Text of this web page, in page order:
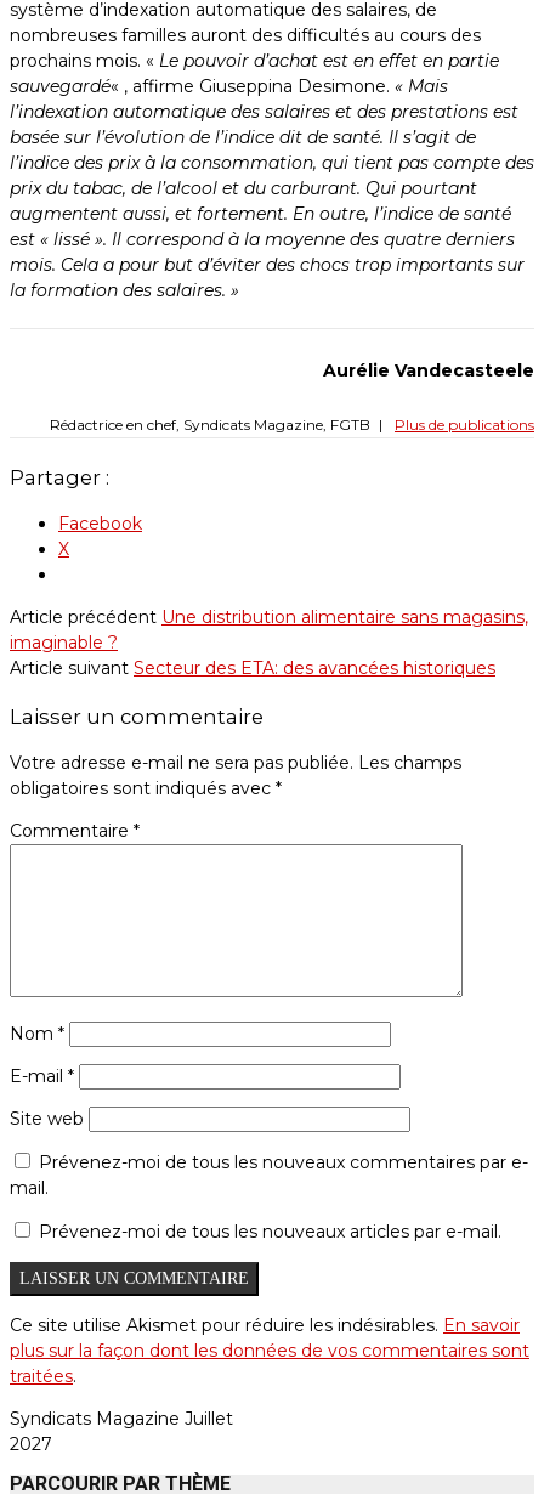
système d’indexation automatique des salaires, de
nombreuses familles auront des difficultés au cours des
prochains mois. « Le pouvoir d’achat est en effet en partie
sauvegardé« , affirme Giuseppina Desimone. « Mais
l’indexation automatique des salaires et des prestations est
basée sur l’évolution de l’indice dit de santé. Il s’agit de
l’indice des prix à la consommation, qui tient pas compte des
prix du tabac, de l’alcool et du carburant. Qui pourtant
augmentent aussi, et fortement. En outre, l’indice de santé
est « lissé ». Il correspond à la moyenne des quatre derniers
mois. Cela a pour but d’éviter des chocs trop importants sur
la formation des salaires. »
Aurélie Vandecasteele
Rédactrice en chef, Syndicats Magazine, FGTB | Plus de publications
Partager :
Facebook
X
Article précédent Une distribution alimentaire sans magasins,
imaginable ?
Article suivant Secteur des ETA: des avancées historiques
Laisser un commentaire
Votre adresse e-mail ne sera pas publiée. Les champs
obligatoires sont indiqués avec *
Commentaire *
Nom *
E-mail *
Site web
Prévenez-moi de tous les nouveaux commentaires par e-
mail.
Prévenez-moi de tous les nouveaux articles par e-mail.
Ce site utilise Akismet pour réduire les indésirables. En savoir
plus sur la façon dont les données de vos commentaires sont
traitées.
Syndicats Magazine Juillet
2027
PARCOURIR PAR THÈME